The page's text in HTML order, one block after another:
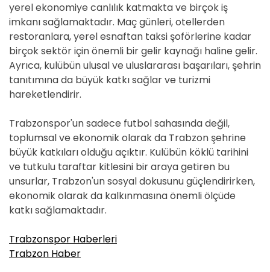
yerel ekonomiye canlılık katmakta ve birçok iş
imkanı sağlamaktadır. Maç günleri, otellerden
restoranlara, yerel esnaftan taksi şoförlerine kadar
birçok sektör için önemli bir gelir kaynağı haline gelir.
Ayrıca, kulübün ulusal ve uluslararası başarıları, şehrin
tanıtımına da büyük katkı sağlar ve turizmi
hareketlendirir.
Trabzonspor'un sadece futbol sahasında değil,
toplumsal ve ekonomik olarak da Trabzon şehrine
büyük katkıları olduğu açıktır. Kulübün köklü tarihini
ve tutkulu taraftar kitlesini bir araya getiren bu
unsurlar, Trabzon'un sosyal dokusunu güçlendirirken,
ekonomik olarak da kalkınmasına önemli ölçüde
katkı sağlamaktadır.
Trabzonspor Haberleri
Trabzon Haber